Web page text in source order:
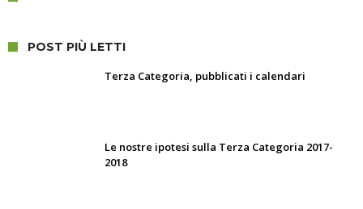
POST PIÙ LETTI
Terza Categoria, pubblicati i calendari
Le nostre ipotesi sulla Terza Categoria 2017-
2018